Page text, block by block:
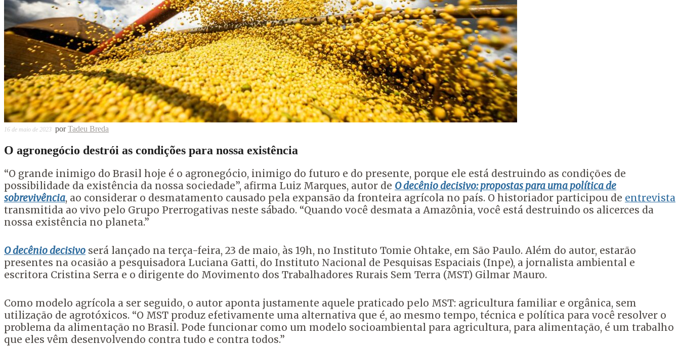
16 de maio de 2023 porTadeu Breda
O agronegócio destrói as condições para nossa existência
“O grande inimigo do Brasil hoje é o agronegócio, inimigo do futuro e do presente, porque ele está destruindo as condições de
possibilidade da existência da nossa sociedade”, afirma Luiz Marques, autor de O decênio decisivo: propostas para uma política de
sobrevivência, ao considerar o desmatamento causado pela expansão da fronteira agrícola no país. O historiador participou de entrevista
transmitida ao vivo pelo Grupo Prerrogativas neste sábado. “Quando você desmata a Amazônia, você está destruindo os alicerces da
nossa existência no planeta.”
O decênio decisivo será lançado na terça-feira, 23 de maio, às 19h, no Instituto Tomie Ohtake, em São Paulo. Além do autor, estarão
presentes na ocasião a pesquisadora Luciana Gatti, do Instituto Nacional de Pesquisas Espaciais (Inpe), a jornalista ambiental e
escritora Cristina Serra e o dirigente do Movimento dos Trabalhadores Rurais Sem Terra (MST) Gilmar Mauro.
Como modelo agrícola a ser seguido, o autor aponta justamente aquele praticado pelo MST: agricultura familiar e orgânica, sem
utilização de agrotóxicos. “O MST produz efetivamente uma alternativa que é, ao mesmo tempo, técnica e política para você resolver o
problema da alimentação no Brasil. Pode funcionar como um modelo socioambiental para agricultura, para alimentação, é um trabalho
que eles vêm desenvolvendo contra tudo e contra todos.”